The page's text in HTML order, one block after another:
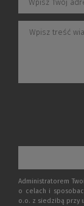
Administratorem
o celach i
o.o. z siedzibą przy